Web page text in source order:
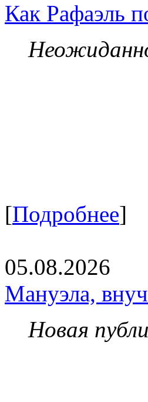
Как Рафаэль
[Подробнее]
05.08.2026
Мануэла,
Новая